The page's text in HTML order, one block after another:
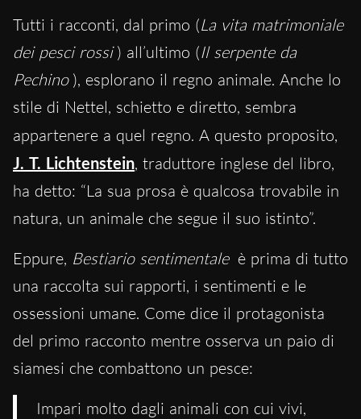
Tutti i racconti, dal primo (La vita matrimoniale
dei pesci rossi ) all’ultimo (Il serpente da
Pechino ), esplorano il regno animale. Anche lo
stile di Nettel, schietto e diretto, sembra
appartenere a quel regno. A questo proposito,
J. T. Lichtenstein, traduttore inglese del libro,
ha detto: “La sua prosa è qualcosa trovabile in
natura, un animale che segue il suo istinto”.
Eppure, Bestiario sentimentale è prima di tutto
una raccolta sui rapporti, i sentimenti e le
ossessioni umane. Come dice il protagonista
del primo racconto mentre osserva un paio di
siamesi che combattono un pesce:
Impari molto dagli animali con cui vivi,